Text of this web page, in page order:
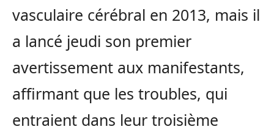
vasculaire cérébral en 2013, mais il
a lancé jeudi son premier
avertissement aux manifestants,
affirmant que les troubles, qui
entraient dans leur troisième